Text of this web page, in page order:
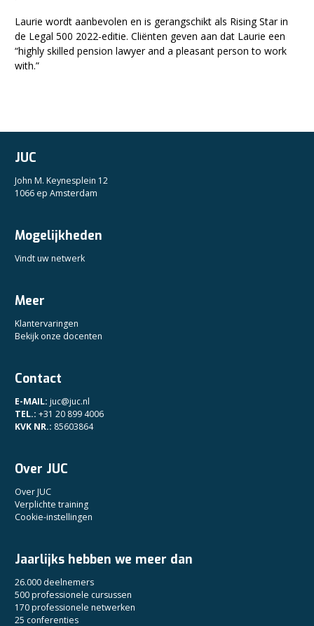
Laurie wordt aanbevolen en is gerangschikt als Rising Star in
de Legal 500 2022-editie. Cliënten geven aan dat Laurie een
“highly skilled pension lawyer and a pleasant person to work
with.”
JUC
John M. Keynesplein 12
1066 ep Amsterdam
Mogelijkheden
Vindt uw netwerk
Meer
Klantervaringen
Bekijk onze docenten
Contact
E-MAIL: juc@juc.nl
TEL.: +31 20 899 4006
KVK NR.: 85603864
Over JUC
Over JUC
Verplichte training
Cookie-instellingen
Jaarlijks hebben we meer dan
26.000 deelnemers
500 professionele cursussen
170 professionele netwerken
25 conferenties